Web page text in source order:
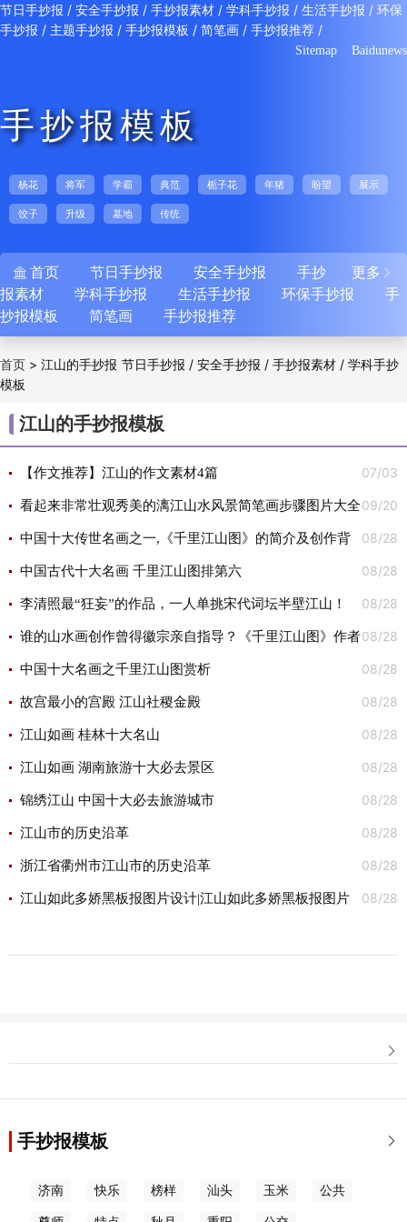
节日手抄报 / 安全手抄报 / 手抄报素材 / 学科手抄报 / 生活手抄报 / 环保
手抄报 / 主题手抄报 / 手抄报模板 / 简笔画 / 手抄报推荐 /
Sitemap Baidunews
手抄报模板
杨花 将军 学霸 典范 栀子花 年猪 盼望 展示
饺子 升级 墓地 传统
更多 
 首页 节日手抄报 安全手抄报
手抄
报素材
学科手抄报 生活手抄报 环保手抄报
手
抄报模板
简笔画 手抄报推荐
节日手抄报 /安全手抄报 /手抄报素材 /学科手抄
首页 > 江山的手抄报
模板
江山的手抄报模板
07/03
【作文推荐】江山的作文素材4篇
09/20
看起来非常壮观秀美的漓江山水风景简笔画步骤图片大全
分步骤教程 08/28
中国十大传世名画之一,《千里江山图》的简介及创作背
景 08/28
中国古代十大名画 千里江山图排第六
08/28
李清照最“狂妄”的作品，一人单挑宋代词坛半壁江山！
08/28
谁的山水画创作曾得徽宗亲自指导？《千里江山图》作者
王希孟简介 08/28
中国十大名画之千里江山图赏析
08/28
故宫最小的宫殿 江山社稷金殿
08/28
江山如画 桂林十大名山
08/28
江山如画 湖南旅游十大必去景区
08/28
锦绣江山 中国十大必去旅游城市
08/28
江山市的历史沿革
08/28
浙江省衢州市江山市的历史沿革
08/28
江山如此多娇黑板报图片设计|江山如此多娇黑板报图片


手抄报模板
济南 快乐 榜样 汕头 玉米 公共